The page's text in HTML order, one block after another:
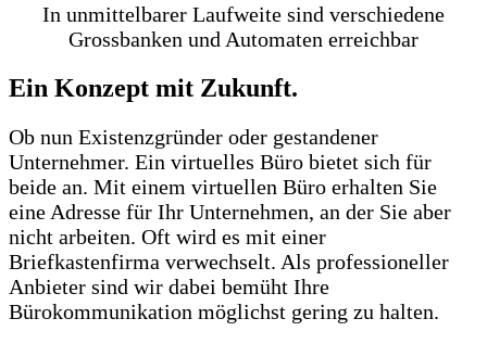
In unmittelbarer Laufweite sind verschiedene
Grossbanken und Automaten erreichbar
Ein Konzept mit Zukunft.
Ob nun Existenzgründer oder gestandener
Unternehmer. Ein virtuelles Büro bietet sich für
beide an. Mit einem virtuellen Büro erhalten Sie
eine Adresse für Ihr Unternehmen, an der Sie aber
nicht arbeiten. Oft wird es mit einer
Briefkastenfirma verwechselt. Als professioneller
Anbieter sind wir dabei bemüht Ihre
Bürokommunikation möglichst gering zu halten.